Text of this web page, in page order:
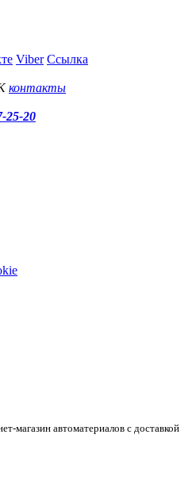
Viber Ссылка
контакты
25-20
магазин автоматериалов с доставкой